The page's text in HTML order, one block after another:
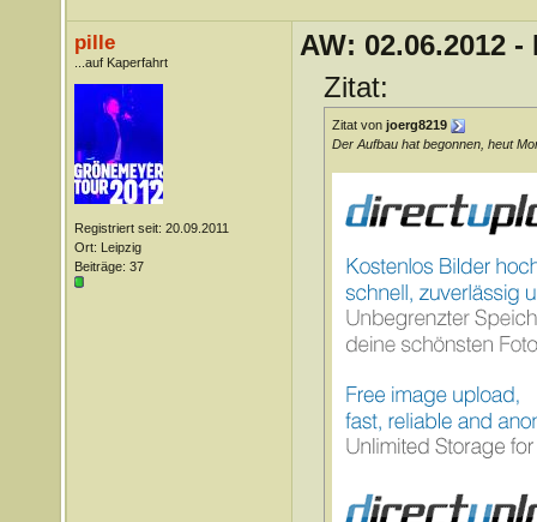
pille
...auf Kaperfahrt
Registriert seit: 20.09.2011
Ort: Leipzig
Beiträge: 37
AW: 02.06.2012
Zitat:
Zitat von joerg8219
Der Aufbau hat begonnen, heut